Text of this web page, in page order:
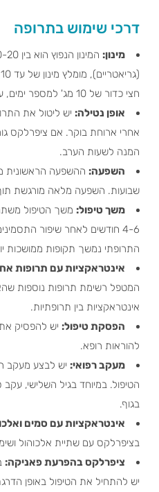
דרכי שימוש בתרופה
מינון:
חצי כדור של 10 מג' למספר ימים, עולים בהדרגה למינון טיפולי.
אופן נטילה:יש ליטול את
אחרי ארוחת בוקר. אם ציפרלקס
המנה לשעות הערב.
השפעה:
שבועות. השפעה מלאה מורגשת תוך 4-8
משך טיפול:משך הטיפול
4-6 חודשים לאחר שיפור
התרופתי נמשך תקופות ממושכות
אינטראקציות עם תרופות
המטפל רשימת תרופות נוספות
אינטראקציות בין תרופתיות.
הפסקת טיפול:יש להפסיק
להוראות רופא.
מעקב רפואי:יש לבצע מעקב
הטיפול. במיוחד בגיל השלישי,
בגוף.
אינטראקציות עם סמים
בציפרלקס עם שתיית אלכוהול
ציפרלקס בהפרעת פאניקה:
יש להתחיל את הטיפול באופן